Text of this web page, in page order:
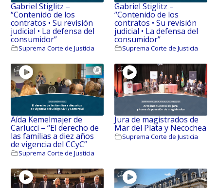
Gabriel Stiglitz –
“Contenido de los
contratos • Su revisión
judicial • La defensa del
consumidor”
Suprema Corte de Justicia
Gabriel Stiglitz –
“Contenido de los
contratos • Su revisión
judicial • La defensa del
consumidor”
Suprema Corte de Justicia
Aída Kemelmajer de
Carlucci – “El derecho de
las familias a diez años
de vigencia del CCyC”
Suprema Corte de Justicia
Jura de magistrados de
Mar del Plata y Necochea
Suprema Corte de Justicia